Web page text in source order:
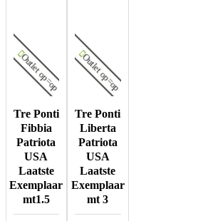
Outlet op=op
Tre Ponti
Fibbia
Patriota
USA
Laatste
Exemplaar
mt1.5
Outlet op=op
Tre Ponti
Liberta
Patriota
USA
Laatste
Exemplaar
mt 3